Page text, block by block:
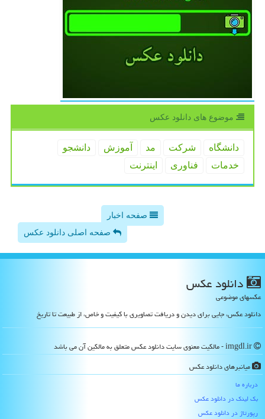
موضوع های دانلود عكس
دانشگاه شركت مد آموزش
دانشجو
خدمات
فناوری اینترنت
صفحه اخبار
صفحه اصلی دانلود عکس
دانلود عكس
عکسهای موضوعی
دانلود عکس، جایی برای دیدن و دریافت تصاویری با کیفیت و خاص، از طبیعت تا تاریخ
میانبرهای دانلود عكس
درباره ما
بک لینک در دانلود عكس
رپورتاژ در دانلود عكس